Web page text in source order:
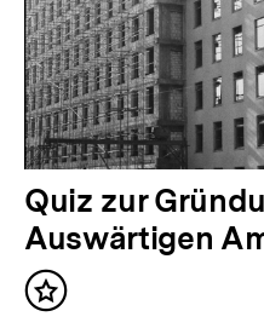
V
o
r
h
Quiz zur
Auswärtigen
Inhalt